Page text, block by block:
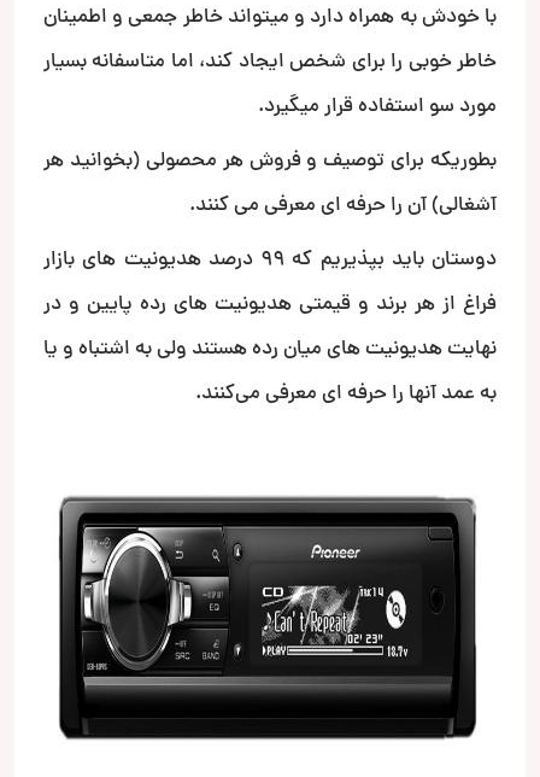
با خودش به همراه دارد و میتواند خاطر جمعی و اطمینان
خاطر خوبی را برای شخص ایجاد کند، اما متاسفانه بسیار
مورد سو استفاده قرار میگیرد.
بطوریکه برای توصیف و فروش هر محصولی (بخوانید هر
آشغالی) آن را حرفه ای معرفی می کنند.
دوستان باید بپذیریم که ۹۹ درصد هدیونیت های بازار
فراغ از هر برند و قیمتی هدیونیت های رده پایین و در
نهایت هدیونیت های میان رده هستند ولی به اشتباه و یا
به عمد آنها را حرفه ای معرفی می‌کنند.